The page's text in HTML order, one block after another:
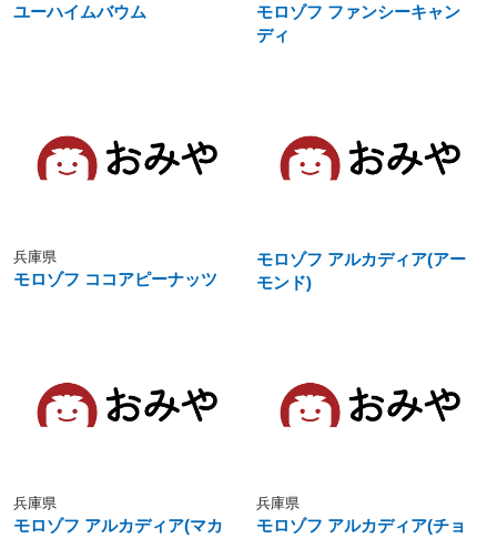
ユーハイムバウム
モロゾフ ファンシーキャン
ディ
兵庫県
モロゾフ ココアピーナッツ
モロゾフ アルカディア(アー
モンド)
兵庫県
モロゾフ アルカディア(マカ
兵庫県
モロゾフ アルカディア(チョ